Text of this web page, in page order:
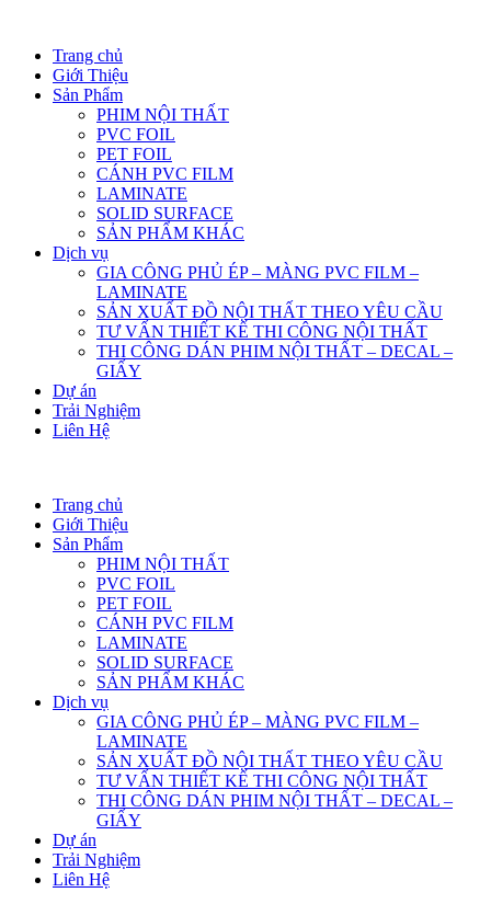
Trang chủ
Giới Thiệu
Sản Phẩm
PHIM NỘI THẤT
PVC FOIL
PET FOIL
CÁNH PVC FILM
LAMINATE
SOLID SURFACE
SẢN PHẨM KHÁC
Dịch vụ
GIA CÔNG PHỦ ÉP – MÀNG PVC FILM –
LAMINATE
SẢN XUẤT ĐỒ NỘI THẤT THEO YÊU CẦU
TƯ VẤN THIẾT KẾ THI CÔNG NỘI THẤT
THI CÔNG DÁN PHIM NỘI THẤT – DECAL –
GIẤY
Dự án
Trải Nghiệm
Liên Hệ
Trang chủ
Giới Thiệu
Sản Phẩm
PHIM NỘI THẤT
PVC FOIL
PET FOIL
CÁNH PVC FILM
LAMINATE
SOLID SURFACE
SẢN PHẨM KHÁC
Dịch vụ
GIA CÔNG PHỦ ÉP – MÀNG PVC FILM –
LAMINATE
SẢN XUẤT ĐỒ NỘI THẤT THEO YÊU CẦU
TƯ VẤN THIẾT KẾ THI CÔNG NỘI THẤT
THI CÔNG DÁN PHIM NỘI THẤT – DECAL –
GIẤY
Dự án
Trải Nghiệm
Liên Hệ